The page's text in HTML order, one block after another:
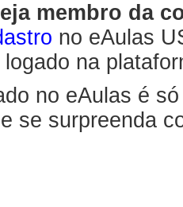
membro da
no eAulas
na
no eAulas é
e se surpreenda